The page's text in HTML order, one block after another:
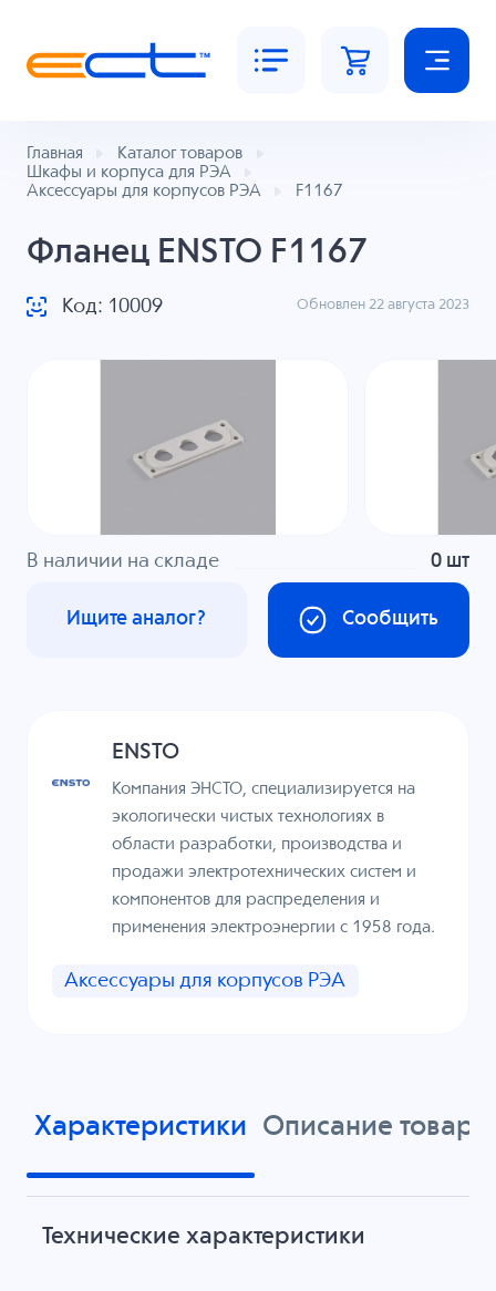
Главная
Каталог товаров
Шкафы и корпуса для РЭА
Аксессуары для корпусов РЭА
F1167
Фланец ENSTO F1167
Код: 10009 Обновлен 22 августа 2023
В наличии на складе 0 шт
Сообщить
Ищите аналог?
ENSTO
Компания ЭНСТО, специализируется на
экологически чистых технологиях в
области разработки, производства и
продажи электротехнических систем и
компонентов для распределения и
применения электроэнергии с 1958 года.
Аксессуары для корпусов РЭА
Характеристики Описание товара
Технические характеристики